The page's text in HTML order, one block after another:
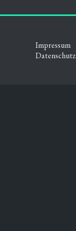
Impressum
Datenschutz